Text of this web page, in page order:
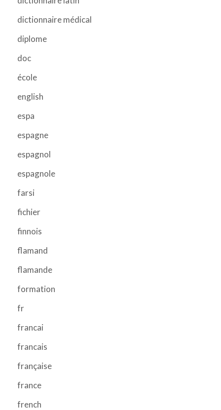
dictionnaire médical
diplome
doc
école
english
espa
espagne
espagnol
espagnole
farsi
fichier
finnois
flamand
flamande
formation
fr
francai
francais
française
france
french